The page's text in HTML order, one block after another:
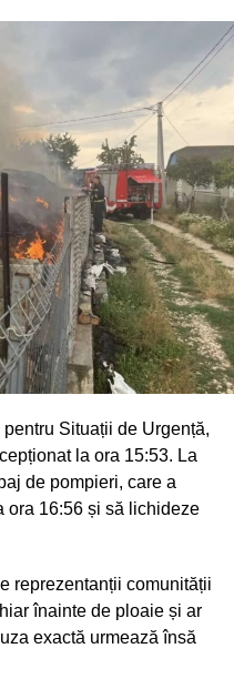
Situații de Urgență,
la ora 15:53. La
de pompieri, care a
ora 16:56 și să lichideze
reprezentanții comunității
înainte de ploaie și ar
exactă urmează însă